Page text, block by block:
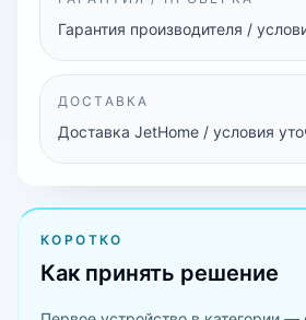
Гарантия производителя /
ДОСТАВКА
Доставка JetHome / условия
КОРОТКО
Как принять решение